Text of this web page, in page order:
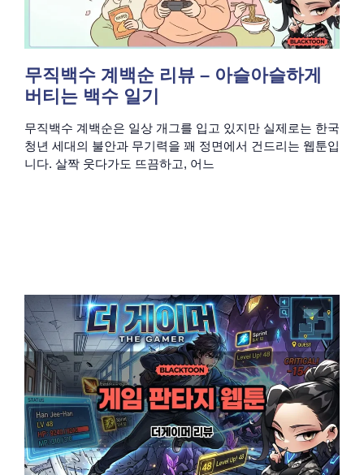
무직백수 계백순 리뷰 – 아슬아슬하게
버티는 백수 일기
무직백수 계백순은 일상 개그를 입고 있지만 실제로는 한국
청년 세대의 불안과 무기력을 꽤 정면에서 건드리는 웹툰입
니다. 살짝 웃다가도 뜨끔하고, 어느